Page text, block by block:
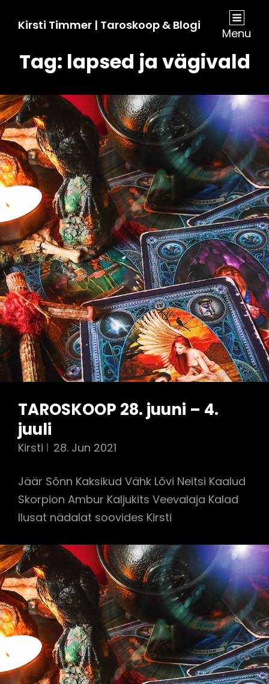
Kirsti Timmer | Taroskoop & Blogi
Menu
Tag: lapsed ja vägivald
TAROSKOOP 28. juuni – 4.
juuli
Kirsti 28. Jun 2021
Jäär Sõnn Kaksikud Vähk Lõvi Neitsi Kaalud
Skorpion Ambur Kaljukits Veevalaja Kalad
Ilusat nädalat soovides Kirsti